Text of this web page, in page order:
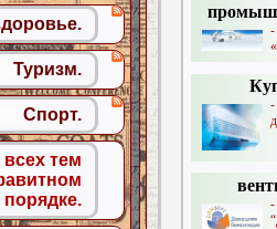
-
Туризм.
Спорт.
тем
порядке.